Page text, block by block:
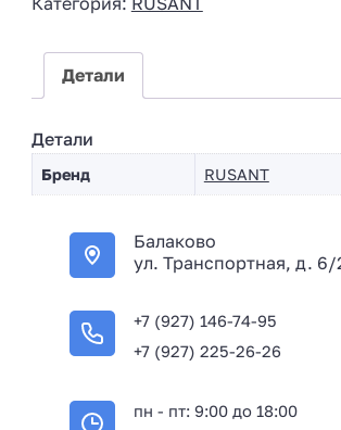
Детали
Детали
Бренд RUSANT
Балаково
ул. Транспортная, д.
+7 (927) 146-74-95
+7 (927) 225-26-26
пн - пт: 9:00 до 18:00